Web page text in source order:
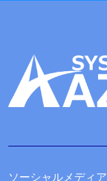
ソーシャルメディア